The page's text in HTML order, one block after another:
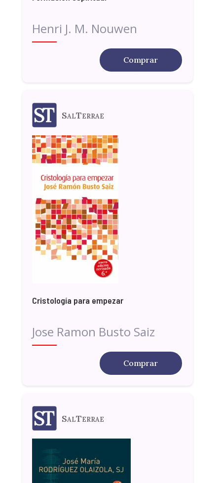
Henri J. M. Nouwen
Comprar
SalTerrae
Cristología para empezar
Jose Ramon Busto Saiz
Comprar
SalTerrae